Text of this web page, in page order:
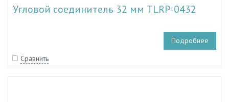
Угловой соединитель 32 мм TLRP-0432
Подробнее
Сравнить